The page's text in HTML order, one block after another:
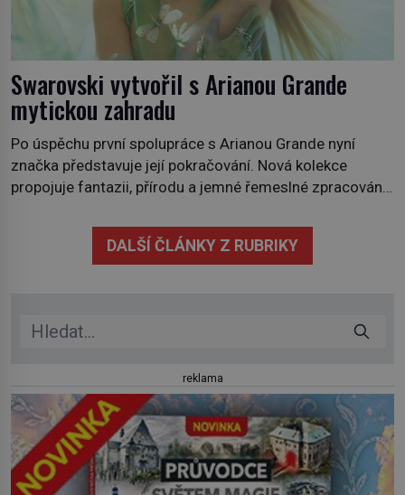
Swarovski vytvořil s Arianou Grande
mytickou zahradu
Po úspěchu první spolupráce s Arianou Grande nyní
značka představuje její pokračování. Nová kolekce
propojuje fantazii, přírodu a jemné řemeslné zpracování
třicítka šperků působí hravě a zároveň rafinovaně.
Spolupráce mezi značkou Swarovski a zpěvačkou a
DALŠÍ ČLÁNKY Z RUBRIKY
reklama